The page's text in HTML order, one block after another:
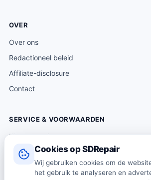
Cookies op SDRepair
Wij gebruiken cookies om de
het gebruik te analyseren en
OVER
Over ons
Redactioneel beleid
Affiliate-disclosure
Contact
SERVICE & VOORWAARDEN
Klantenservice
Verzending & levering
Retourneren